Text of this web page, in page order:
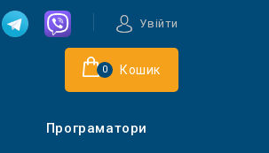
Увійти
Кошик
0
Програматори